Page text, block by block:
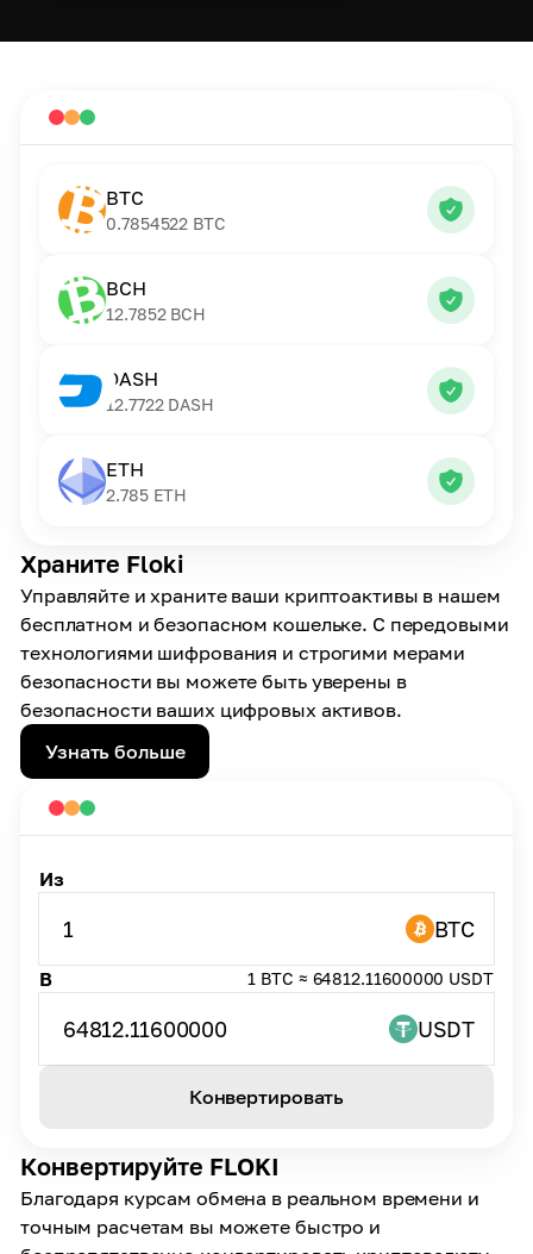
Храните Floki
Управляйте и храните ваши криптоактивы в нашем
бесплатном и безопасном кошельке. С передовыми
технологиями шифрования и строгими мерами
безопасности вы можете быть уверены в
безопасности ваших цифровых активов.
Узнать больше
BTC
0.7854522 BTC
BCH
12.7852 BCH
DASH
12.7722 DASH
ETH
2.785 ETH
Конвертируйте FLOKI
Благодаря курсам обмена в реальном времени и
точным расчетам вы можете быстро и
Из
1 BTC
В 1 BTC ≈ 64812.11600000 USDT
64812.11600000 USDT
Конвертировать